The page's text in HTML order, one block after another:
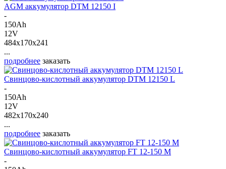
AGM аккумулятор DTM 12150 I
-
150Ah
12V
484x170x241
...
подробнее заказать
Свинцово-кислотный аккумулятор DTM 12150 L
-
150Ah
12V
482x170x240
...
подробнее заказать
Свинцово-кислотный аккумулятор FT 12-150 M
-